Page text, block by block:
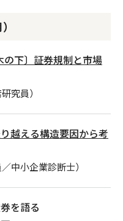
の下〕証券規制と市場
究員）
越える構造要因から考
中小企業診断士）
を語る